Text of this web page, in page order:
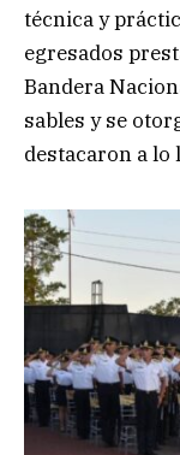
técnica y
egresados
Bandera
sables y se
destacaron a